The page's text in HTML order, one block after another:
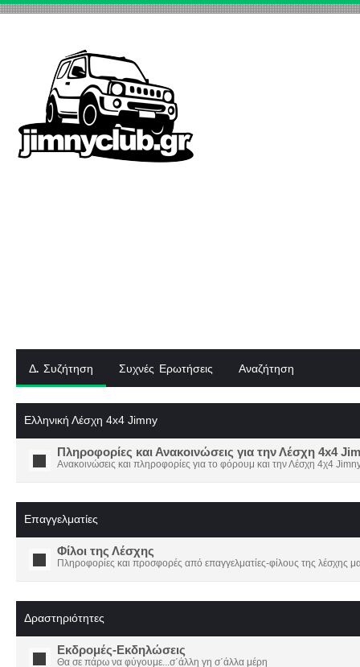
Δ. Συζήτηση Συχνές Ερωτήσεις Αναζήτηση
Ελληνική Λέσχη 4x4 Jimny
Πληροφορίες και Ανακοινώσεις για την Λέσχη 4x4
Ανακοινώσεις και πληροφορίες για το φόρουμ και την Λέσχη 4χ4
Επαγγελματίες
Φίλοι της Λέσχης
Πληροφορίες και προσφορές από επαγγελματίες-φίλους της λέσχης
Δραστηριότητες
Εκδρομές-Εκδηλώσεις
Θα σε πάρω να φύγουμε...σ΄άλλη γη σ΄άλλα μέρη